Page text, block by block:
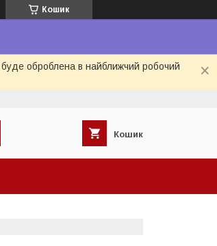
Кошик
буде оброблена в найближчий робочий
Кошик